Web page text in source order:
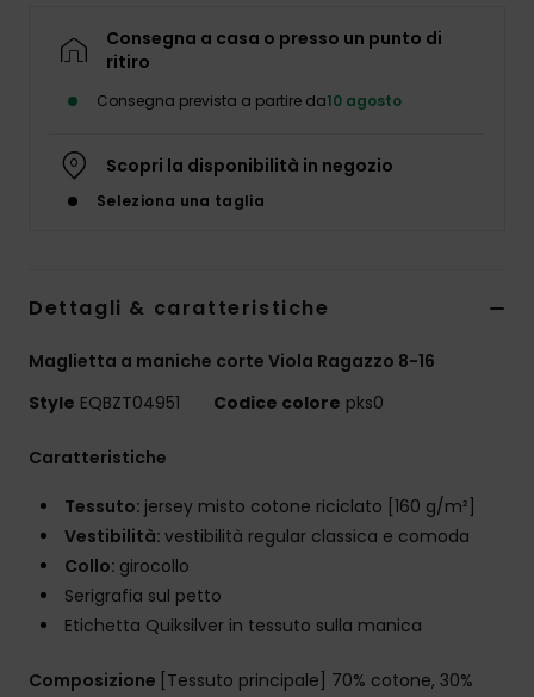
Consegna a casa o presso un punto di
ritiro
Consegna prevista a partire da10 agosto
Scopri la disponibilità in negozio
Seleziona una taglia
Dettagli & caratteristiche
Maglietta a maniche corte Viola Ragazzo 8-16
Style EQBZT04951 Codice colore pks0
Caratteristiche
Tessuto: jersey misto cotone riciclato [160 g/m²]
Vestibilità: vestibilità regular classica e comoda
Collo: girocollo
Serigrafia sul petto
Etichetta Quiksilver in tessuto sulla manica
Composizione [Tessuto principale] 70% cotone, 30%